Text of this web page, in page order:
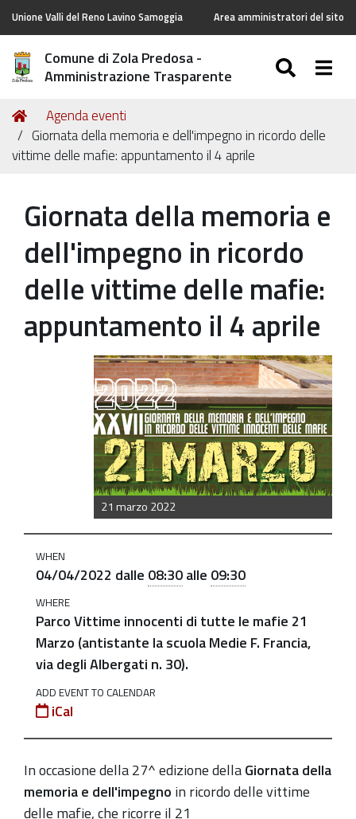
Unione Valli del Reno Lavino Samoggia Area amministratori del sito
Comune di Zola Predosa -
Amministrazione Trasparente
Tu
sei
qui:
Home
Agenda eventi
Giornata della memoria e dell'impegno in ricordo delle
vittime delle mafie: appuntamento il 4 aprile
Giornata della memoria e
dell'impegno in ricordo
delle vittime delle mafie:
appuntamento il 4 aprile
21 marzo 2022
https://old.comune.zolapredosa.bo.it/events/giornata-
dellimpegno-
vittime-
delle-
mafie-
appuntamento-
aprile
Giornata
della
memoria
dell'impegno
in
WHEN
04/04/2022 dalle 08:30alle 09:30
WHERE
Parco Vittime innocenti di tutte le mafie 21
Marzo (antistante la scuola Medie F. Francia,
via degli Albergati n. 30).
ADD EVENT TO CALENDAR
iCal
In occasione della 27^ edizione dellaGiornata della
memoria e dell'impegno in ricordo delle vittime
delle mafie, che ricorre il 21